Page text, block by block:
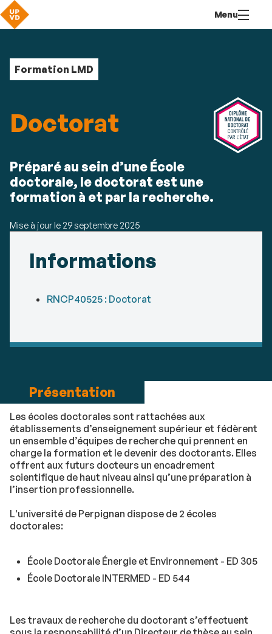
contenu
Menu
Formation LMD
Doctorat
Résumé
Préparé au sein d’une École
doctorale, le doctorat est une
formation à et par la recherche.
Mise à jour le 29 septembre 2025
Détails
Informations
RNCP40525 : Doctorat
Présentation
Les écoles doctorales sont rattachées aux
établissements d’enseignement supérieur et fédèrent
un ensemble d’équipes de recherche qui prennent en
charge la formation et le devenir des doctorants. Elles
offrent aux futurs docteurs un encadrement
scientifique de haut niveau ainsi qu’une préparation à
l’insertion professionnelle.
L'université de Perpignan dispose de 2 écoles
doctorales:
École Doctorale Énergie et Environnement - ED 305
École Doctorale INTERMED - ED 544
Les travaux de recherche du doctorant s’effectuent